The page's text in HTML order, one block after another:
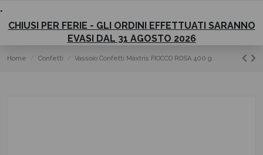
.
CHIUSI PER FERIE - GLI ORDINI EFFETTUATI SARANNO
EVASI DAL 31 AGOSTO 2026
Home Confetti Vassoio Confetti Maxtris FIOCCO ROSA 400 g.